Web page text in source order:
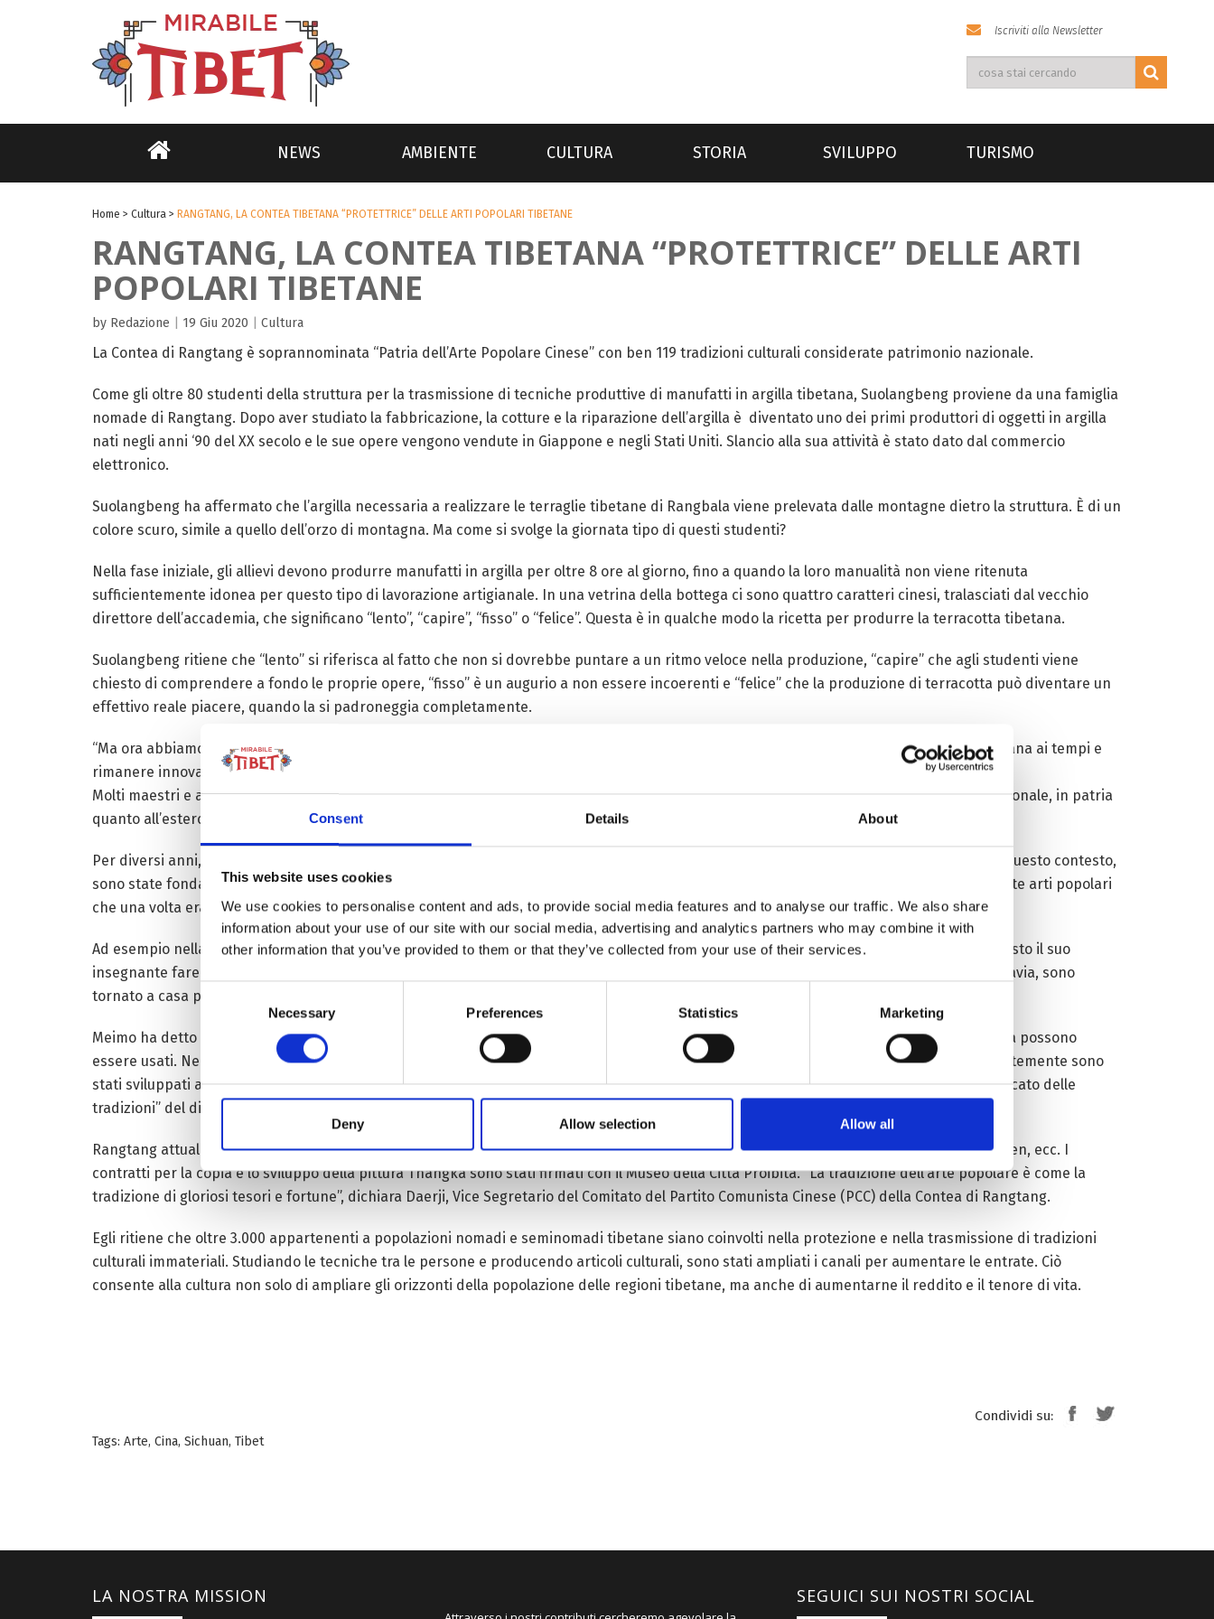
Consent Details About
This website uses cookies
We use cookies to personalise content and ads, to provide social media features and to analyse our traffic. We also share
information about your use of our site with our social media, advertising and analytics partners who may combine it with
other information that you’ve provided to them or that they’ve collected from your use of their services.
Consent
Necessary Preferences Statistics Marketing
Deny Allow selection Allow all
Iscriviti alla Newsletter
NEWS AMBIENTE CULTURA STORIA SVILUPPO TURISMO
Home > Cultura > RANGTANG, LA CONTEA TIBETANA “PROTETTRICE” DELLE ARTI POPOLARI TIBETANE
RANGTANG, LA CONTEA TIBETANA “PROTETTRICE” DELLE ARTI
POPOLARI TIBETANE
by Redazione 19 Giu 2020 Cultura
La Contea di Rangtang è soprannominata “Patria dell’Arte Popolare Cinese” con ben 119 tradizioni culturali considerate patrimonio nazionale.
Come gli oltre 80 studenti della struttura per la trasmissione di tecniche produttive di manufatti in argilla tibetana, Suolangbeng proviene da una famiglia
nomade di Rangtang. Dopo aver studiato la fabbricazione, la cotture e la riparazione dell’argilla è diventato uno dei primi produttori di oggetti in argilla
nati negli anni ‘90 del XX secolo e le sue opere vengono vendute in Giappone e negli Stati Uniti. Slancio alla sua attività è stato dato dal commercio
elettronico.
Suolangbeng ha affermato che l’argilla necessaria a realizzare le terraglie tibetane di Rangbala viene prelevata dalle montagne dietro la struttura. È di un
colore scuro, simile a quello dell’orzo di montagna. Ma come si svolge la giornata tipo di questi studenti?
Nella fase iniziale, gli allievi devono produrre manufatti in argilla per oltre 8 ore al giorno, fino a quando la loro manualità non viene ritenuta
sufficientemente idonea per questo tipo di lavorazione artigianale. In una vetrina della bottega ci sono quattro caratteri cinesi, tralasciati dal vecchio
direttore dell’accademia, che significano “lento”, “capire”, “fisso” o “felice”. Questa è in qualche modo la ricetta per produrre la terracotta tibetana.
Suolangbeng ritiene che “lento” si riferisca al fatto che non si dovrebbe puntare a un ritmo veloce nella produzione, “capire” che agli studenti viene
chiesto di comprendere a fondo le proprie opere, “fisso” è un augurio a non essere incoerenti e “felice” che la produzione di terracotta può diventare un
effettivo reale piacere, quando la si padroneggia completamente.
“Ma ora abbiamo anche il nostro ‘dolore’, vale a dire la questione di come possiamo adattare un adattare i millenari articoli di argilla tibetana ai tempi e
rimanere innovativi quando si tratta di tradizione.” Tra innovazione e tradizione, questa la sfida dei mastri artigiani tibetani.
Molti maestri e allievi della terracotta tibetana hanno preso parte a diversi progetti per la produzione e promozione di questa arte tradizionale, in patria
quanto all’estero, in particolare in Giappone.
Per diversi anni, Rangtang ha lavorato alla scoperta e alla classificazione di eccellenti tradizioni culturali che sono sparse tra la gente. In questo contesto,
sono state fondate 47 istituzioni di tradizione dell’Opera tibetana, medicine tibetane, musica indiana, Thangka, incisioni su pietra ecc. Molte arti popolari
che una volta erano state dimenticate sono tornate a nuova vita e irradiano nuova vitalità.
Ad esempio nella struttura per la trasmissione della produzione dei bastoncini d’incenso tibetani, la giovane ragazza di nome Meimo ha visto il suo
insegnante fare bastoncini di incenso tibetano con corna di yak perforate. “Avrei potuto fare l’insegnante quando avrei finito il liceo. Tuttavia, sono
tornato a casa per imparare le tecniche di produzione dell’incenso tibetano, perché amo gli aromi della mia terra”.
Meimo ha detto che per l’incenso, dozzine di tipi di fiori freschi e aromi naturali, come platodododendri, zafferano e saussurea involucrata possono
essere usati. Nella stagione della fioritura, ci sono dalle 100 alle 200 ragazze che raccolgono fiori freschi ed altri elementi aromatici. Recentemente sono
stati sviluppati accessori per bastoncini di incenso tibetano, come astucci per fragranze, pendenti, ecc. Questi sono offerti nel “supermercato delle
tradizioni” del distretto di Rangtang, dove i prodotti delle tradizioni culturali sono presentati in modo organico.
Rangtang attualmente ha 18 progetti per i beni culturali e sono state istituite strutture per insegnare le loro tecniche a Shanghai, Shenzhen, ecc. I
contratti per la copia e lo sviluppo della pittura Thangka sono stati firmati con il Museo della Città Proibita. “La tradizione dell’arte popolare è come la
tradizione di gloriosi tesori e fortune”, dichiara Daerji, Vice Segretario del Comitato del Partito Comunista Cinese (PCC) della Contea di Rangtang.
Egli ritiene che oltre 3.000 appartenenti a popolazioni nomadi e seminomadi tibetane siano coinvolti nella protezione e nella trasmissione di tradizioni
culturali immateriali. Studiando le tecniche tra le persone e producendo articoli culturali, sono stati ampliati i canali per aumentare le entrate. Ciò
consente alla cultura non solo di ampliare gli orizzonti della popolazione delle regioni tibetane, ma anche di aumentarne il reddito e il tenore di vita.
Condividi su:
Tags: Arte, Cina, Sichuan, Tibet
LA NOSTRA MISSION SEGUICI SUI NOSTRI SOCIAL